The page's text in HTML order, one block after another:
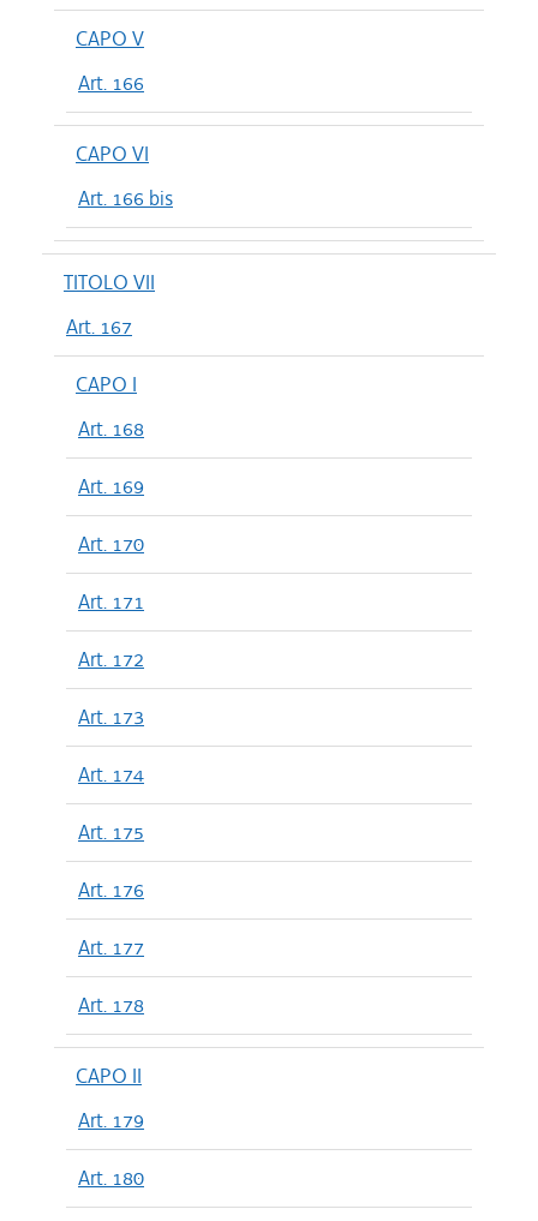
CAPO V
Art. 166
CAPO VI
Art. 166 bis
TITOLO VII
Art. 167
CAPO I
Art. 168
Art. 169
Art. 170
Art. 171
Art. 172
Art. 173
Art. 174
Art. 175
Art. 176
Art. 177
Art. 178
CAPO II
Art. 179
Art. 180